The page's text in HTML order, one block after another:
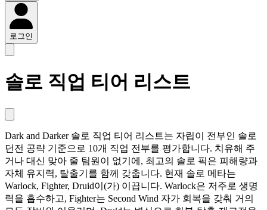
로그인
솔로 직업 티어 리스트
Dark and Darker 솔로 직업 티어 리스트는 자립이 전부인 솔로
던전 공략 기준으로 10개 직업 전부를 평가합니다. 치유해 주
거나 대신 맞아 줄 팀원이 없기에, 최고의 솔로 픽은 피해량과
자체 유지력, 탈출기를 함께 갖춥니다. 현재 솔로 메타는
Warlock, Fighter, Druid이(가) 이끕니다. Warlock은 저주로 생명
력을 흡수하고, Fighter는 Second Wind 자가 회복을 갖춰 거의